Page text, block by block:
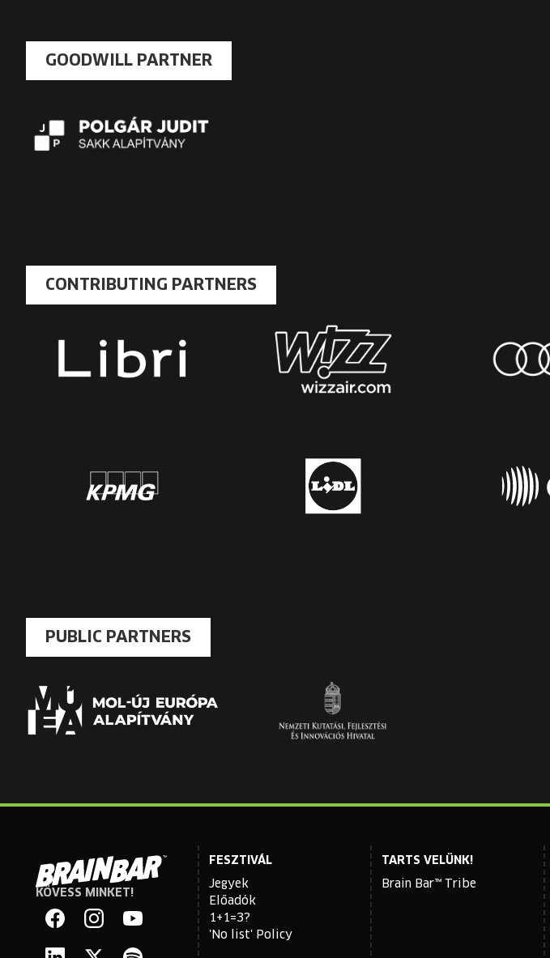
GOODWILL PARTNER
CONTRIBUTING PARTNERS
PUBLIC PARTNERS
Brain
Bar
KÖVESS MINKET!
FacebookInstagramYouTube
FESZTIVÁL
Jegyek
Előadók
1+1=3?
'No list' Policy
TARTS VELÜNK!
Brain Bar™ Tribe